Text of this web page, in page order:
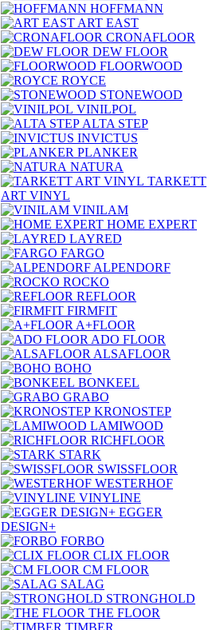
HOFFMANN
ART EAST
CRONAFLOOR
DEW FLOOR
FLOORWOOD
ROYCE
STONEWOOD
VINILPOL
ALTA STEP
INVICTUS
PLANKER
NATURA
TARKETT
ART VINYL
VINILAM
HOME EXPERT
LAYRED
FARGO
ALPENDORF
ROCKO
REFLOOR
FIRMFIT
A+FLOOR
ADO FLOOR
ALSAFLOOR
BOHO
BONKEEL
GRABO
KRONOSTEP
LAMIWOOD
RICHFLOOR
STARK
SWISSFLOOR
WESTERHOF
VINYLINE
EGGER
DESIGN+
FORBO
CLIX FLOOR
CM FLOOR
SALAG
STRONGHOLD
THE FLOOR
TIMBER